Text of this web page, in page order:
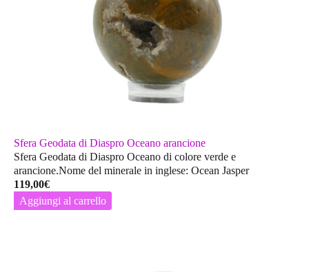
Sfera Geodata di Diaspro Oceano arancione
Sfera Geodata di Diaspro Oceano di colore verde e
arancione.Nome del minerale in inglese: Ocean Jasper
119,00€
Aggiungi al carrello